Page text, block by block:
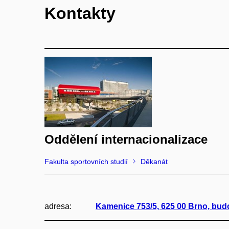
Kontakty
Oddělení internacionalizace
Fakulta sportovních studií Děkanát
adresa: Kamenice 753/5, 625 00 Brno,